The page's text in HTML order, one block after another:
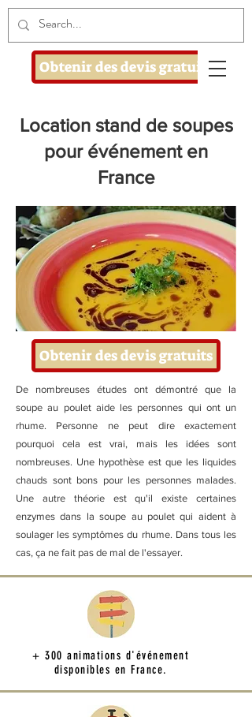
Obtenir des devis gratuits
Location stand de soupes
pour événement en
France
Obtenir des devis gratuits
De nombreuses études ont démontré que la
soupe au poulet aide les personnes qui ont un
rhume. Personne ne peut dire exactement
pourquoi cela est vrai, mais les idées sont
nombreuses. Une hypothèse est que les liquides
chauds sont bons pour les personnes malades.
Une autre théorie est qu'il existe certaines
enzymes dans la soupe au poulet qui aident à
soulager les symptômes du rhume. Dans tous les
cas, ça ne fait pas de mal de l'essayer.
+ 300 animations d'événement
disponibles en France.